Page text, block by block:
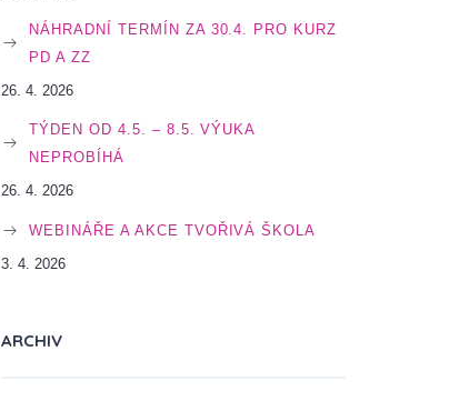
NÁHRADNÍ TERMÍN ZA 30.4. PRO KURZ
PD A ZZ
26. 4. 2026
TÝDEN OD 4.5. – 8.5. VÝUKA
NEPROBÍHÁ
26. 4. 2026
WEBINÁŘE A AKCE TVOŘIVÁ ŠKOLA
3. 4. 2026
ARCHIV